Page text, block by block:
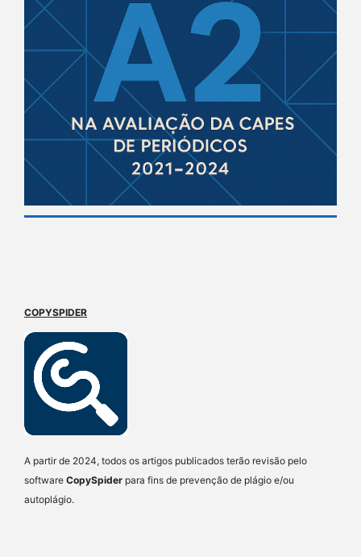
COPYSPIDER
A partir de 2024, todos os artigos publicados terão revisão pelo
software CopySpider para fins de prevenção de plágio e/ou
autoplágio.